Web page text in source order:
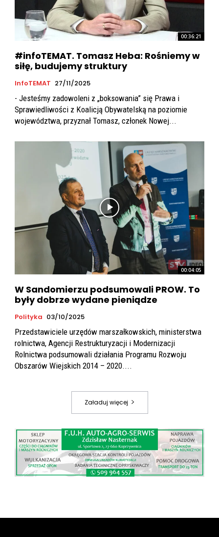
00:36:21
#infoTEMAT. Tomasz Heba: Rośniemy w
siłę, budujemy struktury
InfoTEMAT 27/11/2025
- Jesteśmy zadowoleni z „boksowania” się Prawa i
Sprawiedliwości z Koalicją Obywatelską na poziomie
województwa, przyznał Tomasz, członek Nowej...
00:04:05
W Sandomierzu podsumowali PROW. To
były dobrze wydane pieniądze
Polityka 03/10/2025
Przedstawiciele urzędów marszałkowskich, ministerstwa
rolnictwa, Agencji Restrukturyzacji i Modernizacji
Rolnictwa podsumowali działania Programu Rozwoju
Obszarów Wiejskich 2014 – 2020....
Załaduj więcej